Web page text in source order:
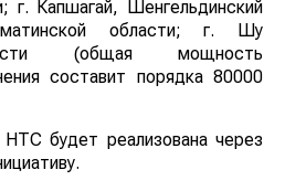
г. Капшагай, Шенгельдинский
области; г. Шу
(общая мощность
составит порядка 80000
будет реализована через